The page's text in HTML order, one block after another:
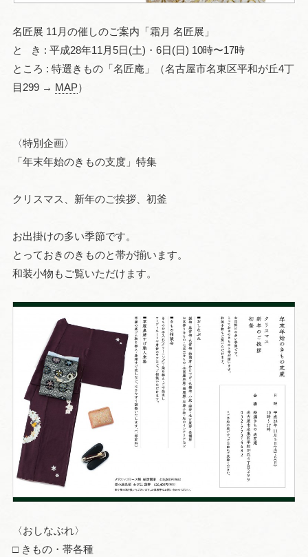
名匠展 11月の催しのご案内「霜月 名匠展」
と き : 平成28年11月5日(土)・6日(日) 10時〜17時
ところ : 特選きもの「名匠庵」（名古屋市名東区平和が丘4丁
目299 → MAP）
〈特別企画〉
「年末年始のきもの支度」特集
クリスマス、新年のご挨拶、初釜
お出掛けの多い季節です。
とっておきのきものと帯が揃います。
和装小物もご覧いただけます。
〈おしなぶれ〉
□ きもの・帯各種